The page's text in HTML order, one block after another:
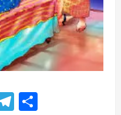
Telegram